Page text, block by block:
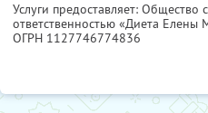
Услуги предоставляет: Общество
ответственностью «Диета Елены
ОГРН 1127746774836